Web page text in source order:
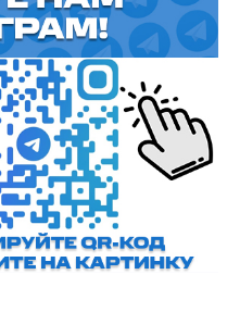
соглашение
материалов
а также с ссылкой